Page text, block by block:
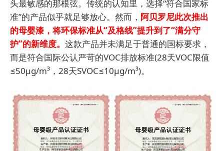
头最敏感的那根弦。传统的认知里，选择“符合国家标
准”的产品似乎就足够放心。然而， 阿贝罗尼此次推出
的母婴漆，将环保标准从“及格线”提升到了“满分守
护”的新维度。 这款产品并未满足于普通的国标要求，
而是符合国际公认严苛的VOC排放标准(28天VOC限值
≤50μg/m³，28天SVOC≤10μg/m³)。